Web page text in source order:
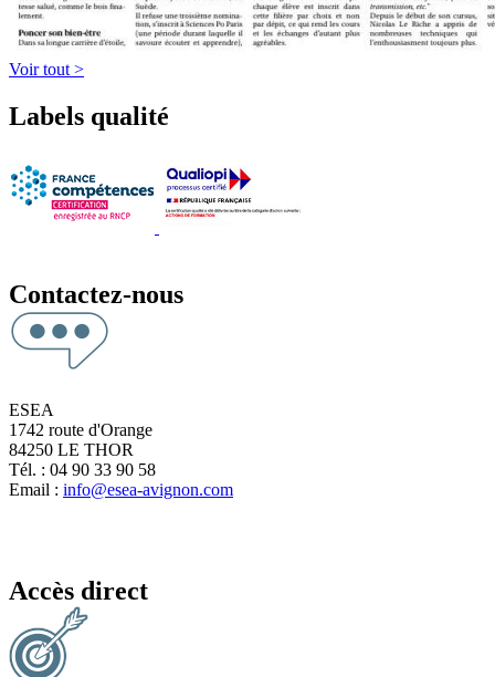
Voir tout >
Labels qualité
Contactez-nous
ESEA
1742 route d'Orange
84250 LE THOR
Tél. : 04 90 33 90 58
Email : info@esea-avignon.com
Accès direct